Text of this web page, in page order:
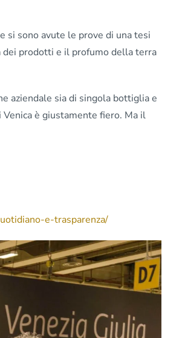
si sono avute le prove di una tesi
dei prodotti e il profumo della terra
aziendale sia di singola bottiglia e
è giustamente fiero. Ma il
e-trasparenza/